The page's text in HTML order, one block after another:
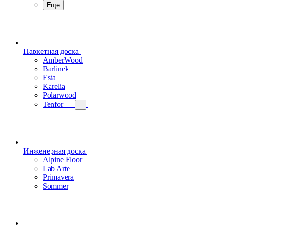
Еще
Паркетная доска
AmberWood
Barlinek
Esta
Karelia
Polarwood
Tenfor
Инженерная доска
Alpine Floor
Lab Arte
Primavera
Sommer